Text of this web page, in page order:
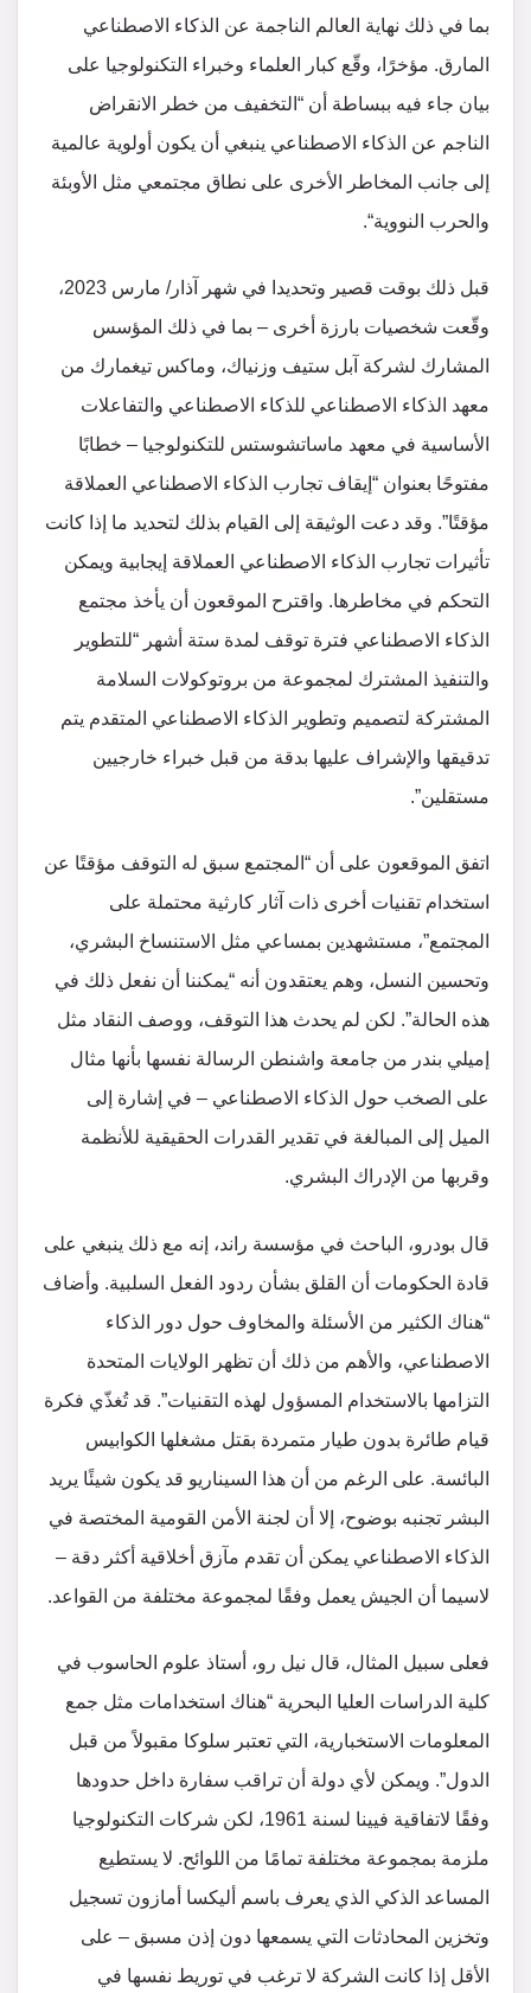
بما في ذلك نهاية العالم الناجمة عن الذكاء الاصطناعي
المارق. مؤخرًا، وقّع كبار العلماء وخبراء التكنولوجيا على
بيان جاء فيه ببساطة أن “التخفيف من خطر الانقراض
الناجم عن الذكاء الاصطناعي ينبغي أن يكون أولوية عالمية
إلى جانب المخاطر الأخرى على نطاق مجتمعي مثل الأوبئة
والحرب النووية“.
قبل ذلك بوقت قصير وتحديدا في شهر آذار/ مارس 2023،
وقّعت شخصيات بارزة أخرى – بما في ذلك المؤسس
المشارك لشركة آبل ستيف وزنياك، وماكس تيغمارك من
معهد الذكاء الاصطناعي للذكاء الاصطناعي والتفاعلات
الأساسية في معهد ماساتشوستس للتكنولوجيا – خطابًا
مفتوحًا بعنوان “إيقاف تجارب الذكاء الاصطناعي العملاقة
مؤقتًا”. وقد دعت الوثيقة إلى القيام بذلك لتحديد ما إذا كانت
تأثيرات تجارب الذكاء الاصطناعي العملاقة إيجابية ويمكن
التحكم في مخاطرها. واقترح الموقعون أن يأخذ مجتمع
الذكاء الاصطناعي فترة توقف لمدة ستة أشهر “للتطوير
والتنفيذ المشترك لمجموعة من بروتوكولات السلامة
المشتركة لتصميم وتطوير الذكاء الاصطناعي المتقدم يتم
تدقيقها والإشراف عليها بدقة من قبل خبراء خارجيين
مستقلين”.
اتفق الموقعون على أن “المجتمع سبق له التوقف مؤقتًا عن
استخدام تقنيات أخرى ذات آثار كارثية محتملة على
المجتمع”، مستشهدين بمساعي مثل الاستنساخ البشري،
وتحسين النسل، وهم يعتقدون أنه “يمكننا أن نفعل ذلك في
هذه الحالة”. لكن لم يحدث هذا التوقف، ووصف النقاد مثل
إميلي بندر من جامعة واشنطن الرسالة نفسها بأنها مثال
على الصخب حول الذكاء الاصطناعي – في إشارة إلى
الميل إلى المبالغة في تقدير القدرات الحقيقية للأنظمة
وقربها من الإدراك البشري.
قال بودرو، الباحث في مؤسسة راند، إنه مع ذلك ينبغي على
قادة الحكومات أن القلق بشأن ردود الفعل السلبية. وأضاف
“هناك الكثير من الأسئلة والمخاوف حول دور الذكاء
الاصطناعي، والأهم من ذلك أن تظهر الولايات المتحدة
التزامها بالاستخدام المسؤول لهذه التقنيات”. قد تُغذّي فكرة
قيام طائرة بدون طيار متمردة بقتل مشغلها الكوابيس
البائسة. على الرغم من أن هذا السيناريو قد يكون شيئًا يريد
البشر تجنبه بوضوح، إلا أن لجنة الأمن القومية المختصة في
الذكاء الاصطناعي يمكن أن تقدم مآزق أخلاقية أكثر دقة –
لاسيما أن الجيش يعمل وفقًا لمجموعة مختلفة من القواعد.
فعلى سبيل المثال، قال نيل رو، أستاذ علوم الحاسوب في
كلية الدراسات العليا البحرية “هناك استخدامات مثل جمع
المعلومات الاستخبارية، التي تعتبر سلوكا مقبولاً من قبل
الدول”. ويمكن لأي دولة أن تراقب سفارة داخل حدودها
وفقًا لاتفاقية فيينا لسنة 1961، لكن شركات التكنولوجيا
ملزمة بمجموعة مختلفة تمامًا من اللوائح. لا يستطيع
المساعد الذكي الذي يعرف باسم أليكسا أمازون تسجيل
وتخزين المحادثات التي يسمعها دون إذن مسبق – على
الأقل إذا كانت الشركة لا ترغب في توريط نفسها في